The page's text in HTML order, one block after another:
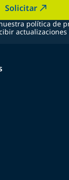
Solicitar
política de
actualizaciones